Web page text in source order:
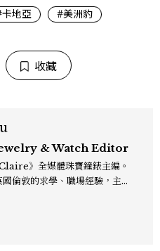
地亞 #美洲豹
收藏
& Watch Editor
》全媒體珠寶鐘錶主編。
倫敦的求學、職場經驗，主修
工作內容，包括錶展等國際活動
市場動態等專題，及視覺拍攝執